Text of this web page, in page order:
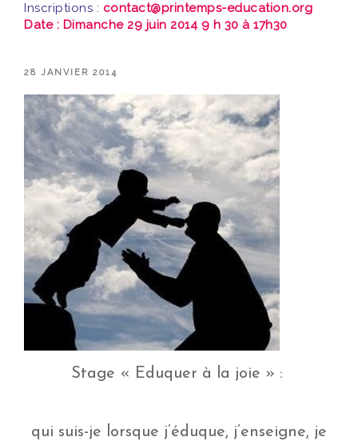
Inscriptions : contact@printemps-education.org
Date : Dimanche 29 juin 2014 9 h 30 à 17h30
PUBLIÉ
28 JANVIER 2014
Stage « Eduquer à la joie » :
qui suis-je lorsque j’éduque, j’enseigne, je